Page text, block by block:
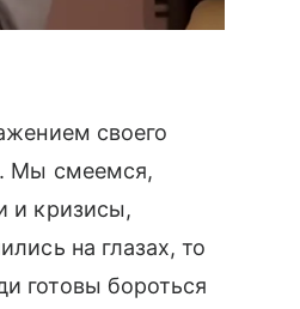
своего
Мы смеемся,
и кризисы,
на глазах, то
готовы бороться